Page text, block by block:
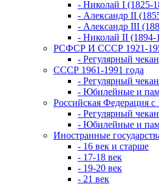
- Николай I (1825-
- Александр II
- Александр III
- Николай II (1894-
РСФСР И СССР 1921-
- Регулярный чекан
СССР 1961-1991 года
- Регулярный чекан
- Юбилейные и
Российская Федерация с
- Регулярный чекан
- Юбилейные и
Иностранные
- 16 век и старше
- 17-18 век
- 19-20 век
- 21 век